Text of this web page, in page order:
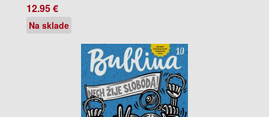
12.95 €
Na sklade